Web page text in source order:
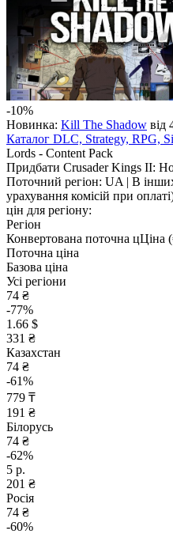
-10%
Новинка: Kill The Shadow від
Каталог DLC, Strategy, RPG,
Lords - Content Pack
Придбати Crusader Kings II:
Поточний регіон: UA | В
урахування комісій при
цін для регіону:
Регіон
Конвертована поточна цЦіна
Поточна ціна
Базова ціна
Усі регіони
74 ₴
-77%
1.66 $
331 ₴
Казахстан
74 ₴
-61%
779 ₸
191 ₴
Білорусь
74 ₴
-62%
5 р.
201 ₴
Росія
74 ₴
-60%